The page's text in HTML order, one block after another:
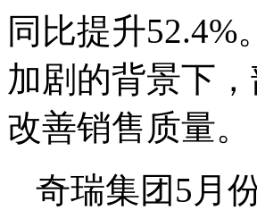
同比提升
加剧的背景下
改善销售质量。
奇瑞集团5月